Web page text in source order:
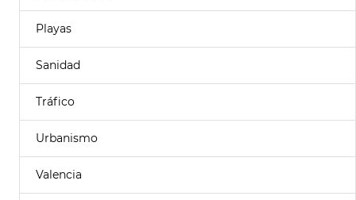
Playas
Sanidad
Tráfico
Urbanismo
Valencia